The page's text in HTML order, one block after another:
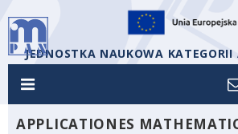
JEDNOSTKA NAUKOWA KATEGORII
APPLICATIONES